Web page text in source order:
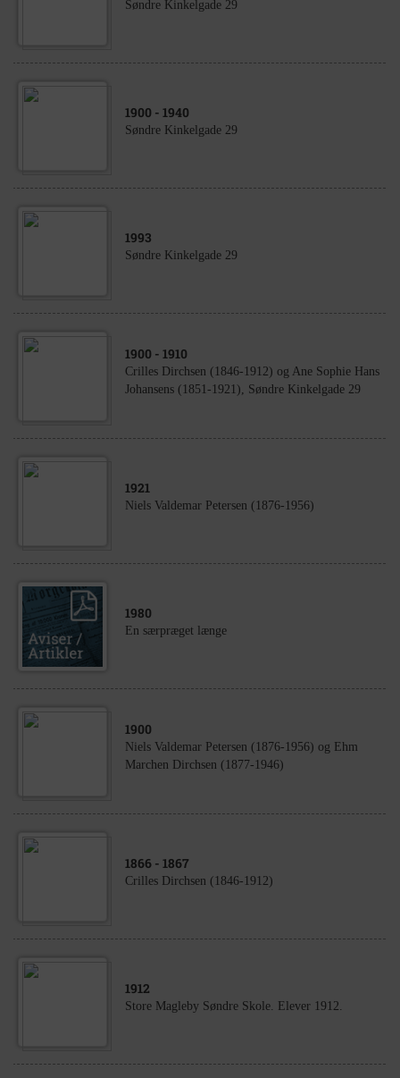
Søndre Kinkelgade 29
1900 - 1940
Søndre Kinkelgade 29
1993
Søndre Kinkelgade 29
1900 - 1910
Crilles Dirchsen (1846-1912) og Ane Sophie Hans
Johansens (1851-1921), Søndre Kinkelgade 29
1921
Niels Valdemar Petersen (1876-1956)
1980
En særpræget længe
1900
Niels Valdemar Petersen (1876-1956) og Ehm
Marchen Dirchsen (1877-1946)
1866 - 1867
Crilles Dirchsen (1846-1912)
1912
Store Magleby Søndre Skole. Elever 1912.